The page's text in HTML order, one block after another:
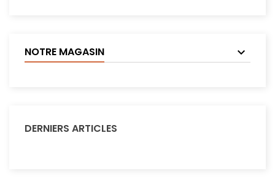
NOTRE MAGASIN
DERNIERS ARTICLES